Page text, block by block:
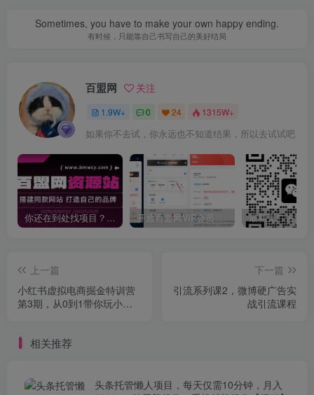
Sometimes, you have to make your own happy ending.
有时候，只能靠自己书写自己的美好结局
百盟网 关注
1.9W+ 0 24 1315W+
如果你不去试，你永远也不知道结果，所以去试试吧
你还在到处找项目？还在当韭菜？我靠卖项目一个月收入5万+，曾经我也是个失败者。 开通百盟网VIP会员，尊享全站资源免费下载，享70%的推广提成！！【限时五折优惠】
上一篇
小红书虚拟电商掘金特训营
第3期，从0到1带你玩小红
下一篇
引流系列课2，微博硬广告实
战引流课程
相关推荐
头条托管懒人项目，每天仅需10分钟，月入